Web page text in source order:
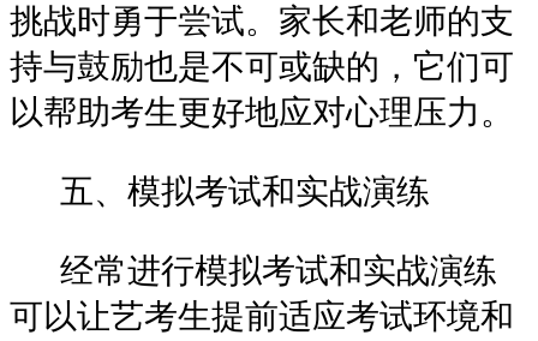
挑战时勇于尝试。家长和老师的支
持与鼓励也是不可或缺的，它们可
以帮助考生更好地应对心理压力。
五、模拟考试和实战演练
经常进行模拟考试和实战演练
可以让艺考生提前适应考试环境和